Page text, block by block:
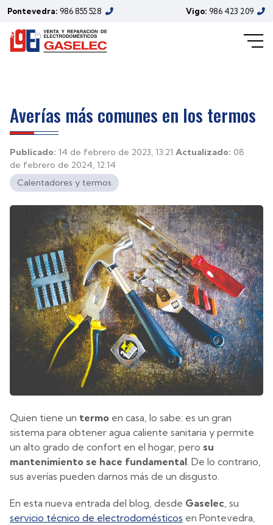
Pontevedra: 986 855 528 Vigo: 986 423 209
Averías más comunes en los termos
Publicado: 14 de febrero de 2023, 13:21 Actualizado: 08
de febrero de 2024, 12:14
Calentadores y termos
Quien tiene un termo en casa, lo sabe: es un gran
sistema para obtener agua caliente sanitaria y permite
un alto grado de confort en el hogar, pero su
mantenimiento se hace fundamental. De lo contrario,
sus averías pueden darnos más de un disgusto.
En esta nueva entrada del blog, desde Gaselec, su
servicio técnico de electrodomésticos en Pontevedra,